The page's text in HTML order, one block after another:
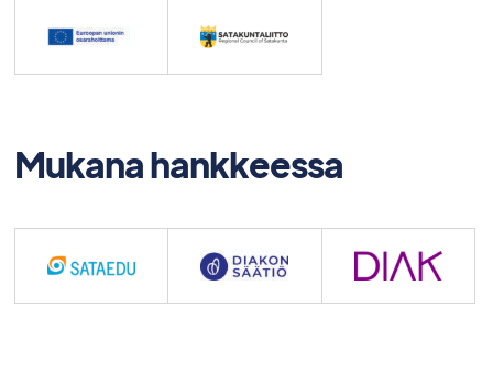
Mukana hankkeessa